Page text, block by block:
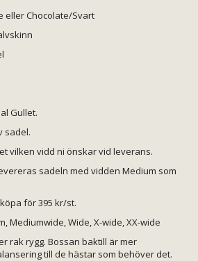
eller Chocolate/Svart
Gullet.
sadel.
vilken vidd ni önskar vid leverans.
sadeln med vidden Medium som
för 395 kr/st.
Mediumwide, Wide, X-wide, XX-wide
rak rygg. Bossan baktill är mer
till de hästar som behöver det.